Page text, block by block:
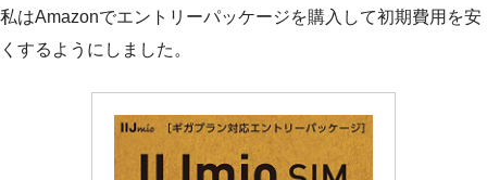
私はAmazonでエントリーパッケージを購入して初期費用を安
くするようにしました。